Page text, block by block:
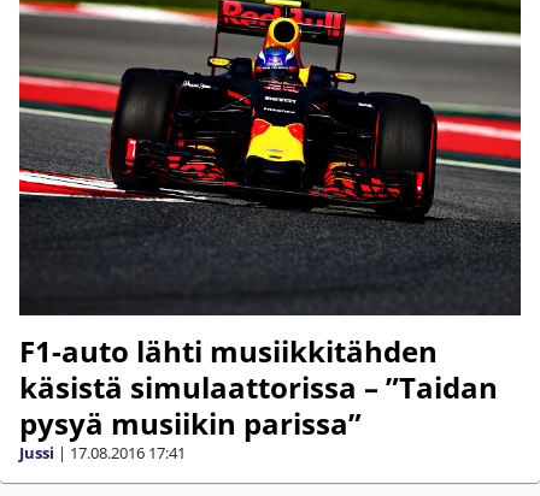
F1-auto lähti musiikkitähden
käsistä simulaattorissa – ”Taidan
pysyä musiikin parissa”
Jussi | 17.08.2016 17:41